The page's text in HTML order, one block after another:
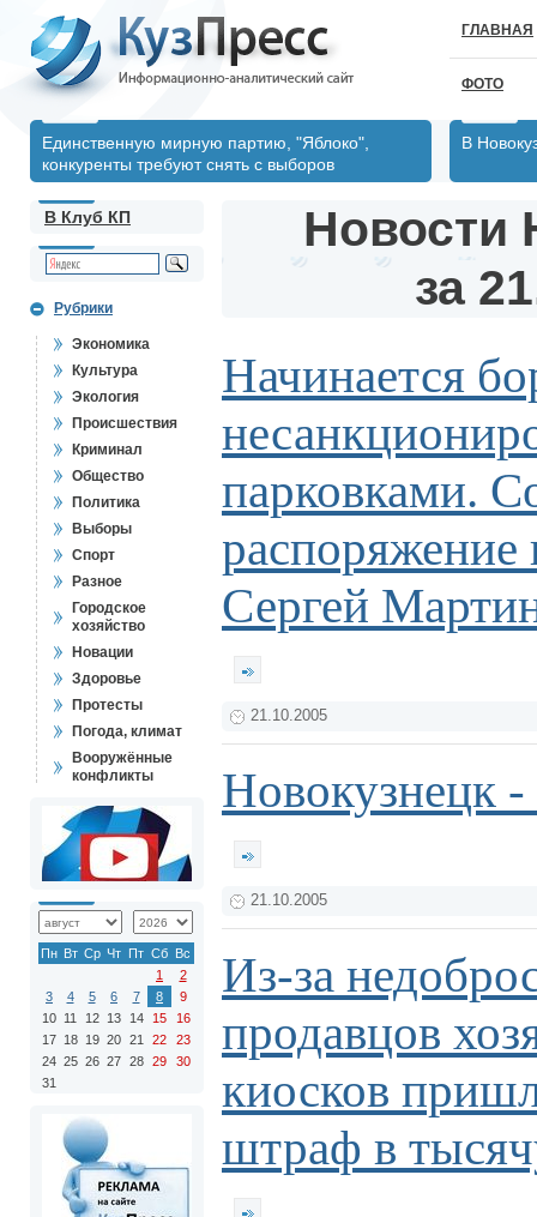
ГЛАВНАЯ
ФОТО
Единственную мирную партию, "Яблоко",
конкуренты требуют снять с выборов
В
В Клуб КП
Рубрики
Экономика
Культура
Экология
Происшествия
Криминал
Общество
Политика
Выборы
Спорт
Разное
Городское
хозяйство
Новации
Здоровье
Протесты
Погода, климат
Вооружённые
конфликты
Пн Вт Ср Чт Пт Сб Вс
1
2
3
4 5 6 7 8
9
10 11 12 13 14 15
16
17 18 19 20 21 22
23
24 25 26 27 28 29
30
31
Новости
за
Начинается
парковками.
Сергей
21.10.2005
Новокузнецк -
21.10.2005
Из-за
продавцов
киосков
штраф в